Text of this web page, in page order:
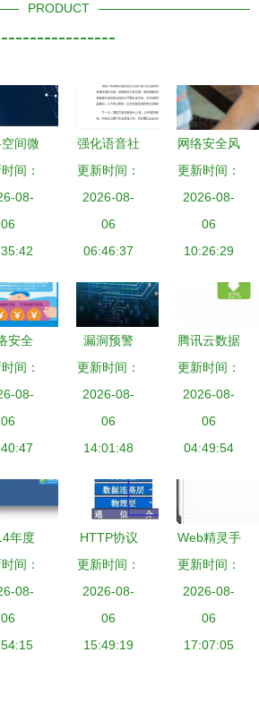
PRODUCT
----------------
间微
管理
设计与
——基
虫技术
全开发
践
间：
08-
06
强化语音社
交与深度伪
造技术安全
评估 构筑
网络与信息
更新时间：
2026-08-
06
06:46:37
网络安全风
向标 从世
界达沃斯论
坛到
Chrome应
更新时间：
2026-08-
06
10:26:29
安全
全与
安全的
——兼
络与信
间：
08-
06
漏洞预警
关于向日葵
远程运维软
件存在高危
漏洞的通报
更新时间：
2026-08-
06
14:01:48
腾讯云数据
透视 安卓
市场国货主
导，小米
2S活力依
更新时间：
2026-08-
06
04:49:54
年度
安全
深度测
行业干
享
间：
08-
06
HTTP协议
与Web本质
网络与信息
安全软件开
发的关键基
更新时间：
2026-08-
06
15:49:19
Web精灵手
游 安全下
载与安卓新
版V1.6官方
指南
更新时间：
2026-08-
06
17:07:05